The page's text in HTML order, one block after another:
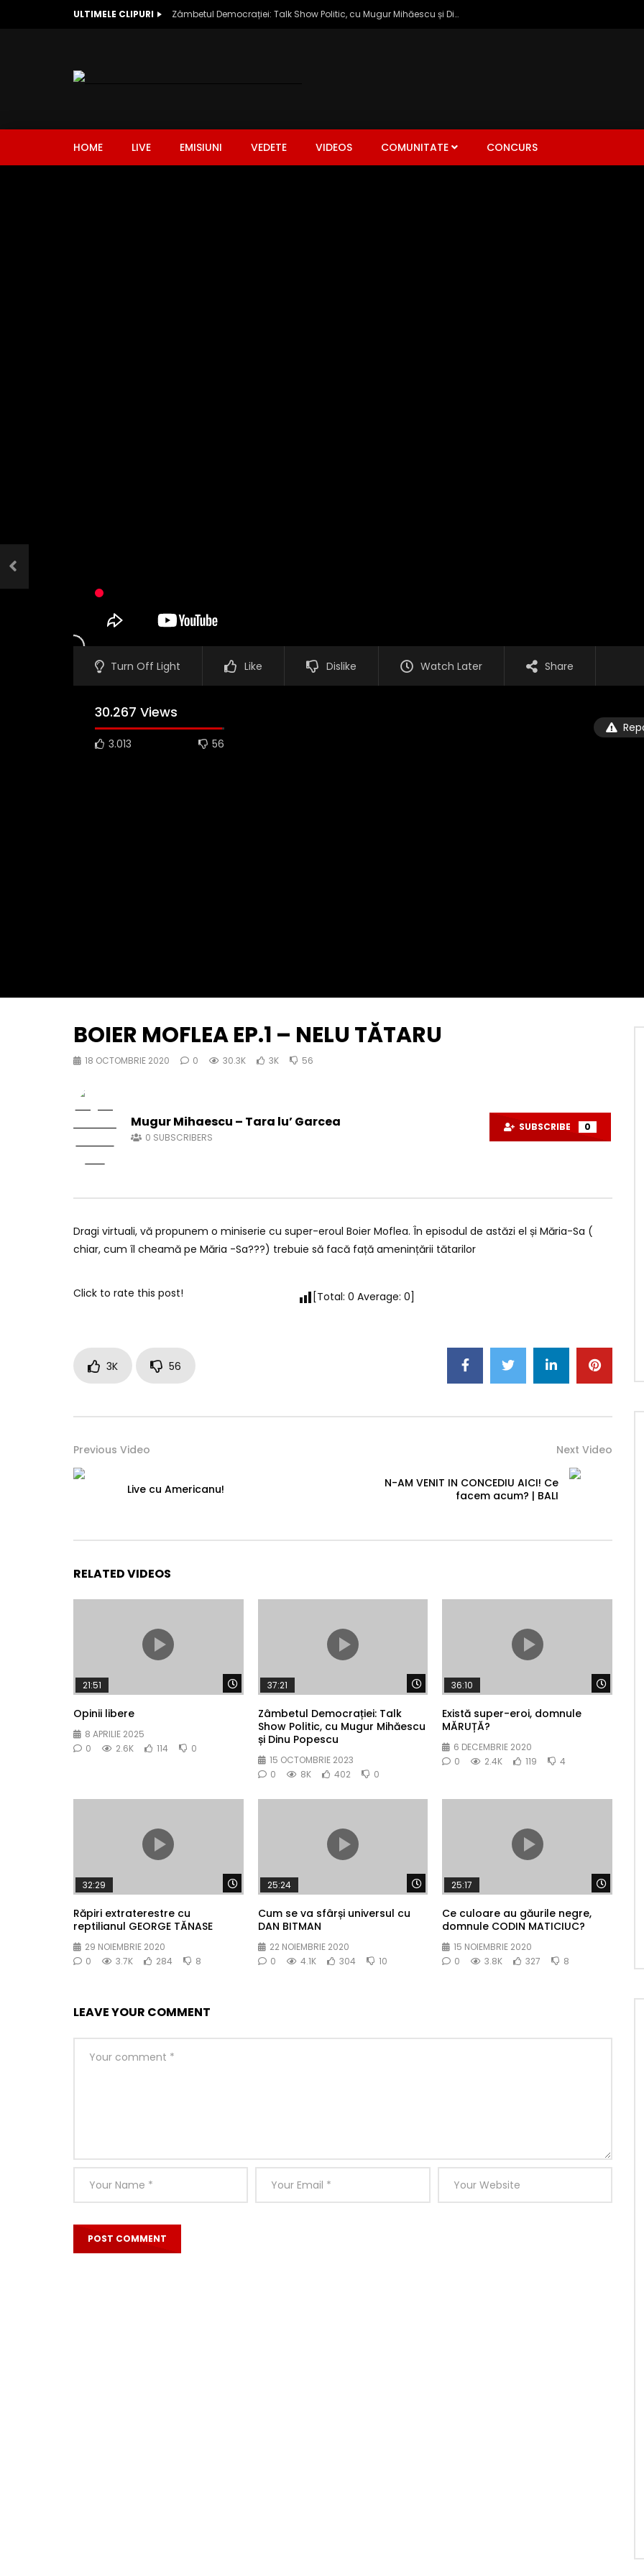
ULTIMELE CLIPURI Zâmbetul Democrației: Talk Show Politic, cu Mugur Mihăescu și Dinu Popescu
HOME LIVE EMISIUNI VEDETE VIDEOS COMUNITATE CONCURS
Turn Off Light Like Dislike Watch Later Share
30.267 Views
3.013 56
BOIER MOFLEA EP.1 – NELU TĂTARU
18 OCTOMBRIE 2020 0 30.3K 3K 56
Mugur Mihaescu – Tara lu’ Garcea
0 SUBSCRIBERS
SUBSCRIBE 0
Dragi virtuali, vă propunem o miniserie cu super-eroul Boier Moflea. În episodul de astăzi el și Măria-Sa (
chiar, cum îl cheamă pe Măria -Sa???) trebuie să facă față amenințării tătarilor
Click to rate this post! [Total: 0 Average: 0]
3K 56
Previous Video
Live cu Americanu!
Next Video
N-AM VENIT IN CONCEDIU AICI! Ce
facem acum? | BALI
RELATED VIDEOS
Watch Later
21:51
Opinii libere
8 APRILIE 2025
0
2.6K 114 0
Watch Later
37:21
Zâmbetul Democrației: Talk
Show Politic, cu Mugur Mihăescu
și Dinu Popescu
15 OCTOMBRIE 2023
0
8K 402 0
36:10
Există super-eroi, domnule
MĂRUȚĂ?
6 DECEMBRIE 2020
0
2.4K 119 4
Watch Later
32:29
Răpiri extraterestre cu
reptilianul GEORGE TĂNASE
29 NOIEMBRIE 2020
0
3.7K 284 8
Watch Later
25:24
Cum se va sfârși universul cu
DAN BITMAN
22 NOIEMBRIE 2020
0
4.1K 304 10
25:17
Ce culoare au găurile negre,
domnule CODIN MATICIUC?
15 NOIEMBRIE 2020
0
3.8K 327 8
LEAVE YOUR COMMENT